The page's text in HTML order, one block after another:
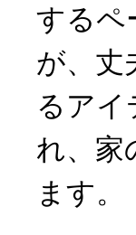
するペ
が、丈
るアイ
れ、家
ます。